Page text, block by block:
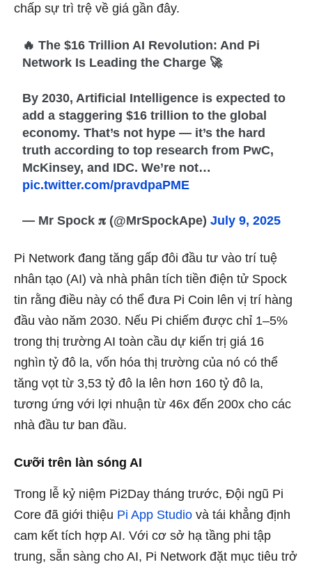
chấp sự trì trệ về giá gần đây.
🔥 The $16 Trillion AI Revolution: And Pi
Network Is Leading the Charge 🚀
By 2030, Artificial Intelligence is expected to
add a staggering $16 trillion to the global
economy. That’s not hype — it’s the hard
truth according to top research from PwC,
McKinsey, and IDC. We’re not…
pic.twitter.com/pravdpaPME
— Mr Spock 𝛑 (@MrSpockApe)July 9, 2025
Pi Network đang tăng gấp đôi đầu tư vào trí tuệ
nhân tạo (AI) và nhà phân tích tiền điện tử Spock
tin rằng điều này có thể đưa Pi Coin lên vị trí hàng
đầu vào năm 2030. Nếu Pi chiếm được chỉ 1–5%
trong thị trường AI toàn cầu dự kiến ​​trị giá 16
nghìn tỷ đô la, vốn hóa thị trường của nó có thể
tăng vọt từ 3,53 tỷ đô la lên hơn 160 tỷ đô la,
tương ứng với lợi nhuận từ 46x đến 200x cho các
nhà đầu tư ban đầu.
Cưỡi trên làn sóng AI
Trong lễ kỷ niệm Pi2Day tháng trước, Đội ngũ Pi
Core đã giới thiệu Pi App Studio và tái khẳng định
cam kết tích hợp AI. Với cơ sở hạ tầng phi tập
trung, sẵn sàng cho AI, Pi Network đặt mục tiêu trở